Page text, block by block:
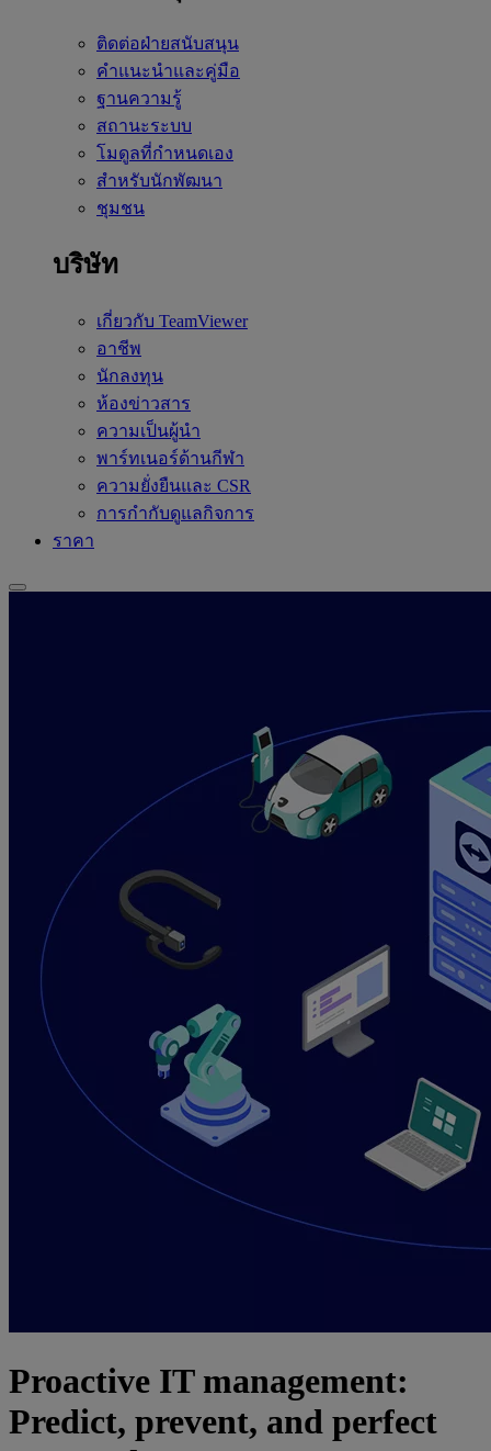
ติดต่อฝ่ายสนับสนุน
คำแนะนำและคู่มือ
ฐานความรู้
สถานะระบบ
โมดูลที่กำหนดเอง
สำหรับนักพัฒนา
ชุมชน
บริษัท
เกี่ยวกับ TeamViewer
อาชีพ
นักลงทุน
ห้องข่าวสาร
ความเป็นผู้นำ
พาร์ทเนอร์ด้านกีฬา
ความยั่งยืนและ CSR
การกำกับดูแลกิจการ
ราคา
Proactive IT management:
Predict, prevent, and perfect